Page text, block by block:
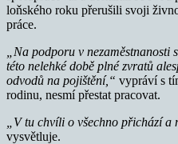
loňského roku přerušili svoji
práce.
„Na podporu v
této nelehké době plné zvratů
odvodů na pojištění,“ vypráví s
rodinu, nesmí přestat pracovat.
„V tu chvíli o všechno přichází a
vysvětluje.